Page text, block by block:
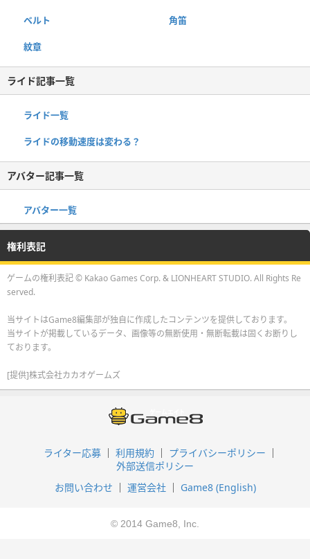
ベルト 角笛
紋章
ライド記事一覧
ライド一覧
ライドの移動速度は変わる？
アバター記事一覧
アバター一覧
権利表記
ゲームの権利表記 © Kakao Games Corp. & LIONHEART STUDIO. All Rights Re
served.
当サイトはGame8編集部が独自に作成したコンテンツを提供しております。
当サイトが掲載しているデータ、画像等の無断使用・無断転載は固くお断りし
ております。
[提供]株式会社カカオゲームズ
ライター応募 利用規約
プライバシーポリシー
外部送信ポリシー
お問い合わせ
運営会社 Game8 (English)
© 2014 Game8, Inc.